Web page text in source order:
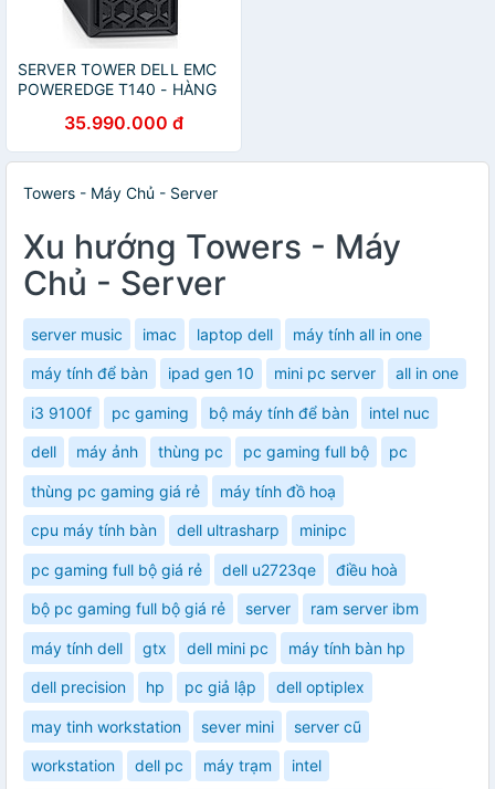
SERVER TOWER DELL EMC
POWEREDGE T140 - HÀNG
35.990.000 đ
Towers - Máy Chủ - Server
Xu hướng Towers - Máy
Chủ - Server
server music imac laptop dell máy tính all in one
máy tính để bàn ipad gen 10 mini pc server all in one
i3 9100f pc gaming bộ máy tính để bàn intel nuc
dell máy ảnh thùng pc pc gaming full bộ pc
thùng pc gaming giá rẻ máy tính đồ hoạ
cpu máy tính bàn dell ultrasharp minipc
pc gaming full bộ giá rẻ dell u2723qe điều hoà
bộ pc gaming full bộ giá rẻ server ram server ibm
máy tính dell gtx dell mini pc máy tính bàn hp
dell precision hp pc giả lập dell optiplex
may tinh workstation sever mini server cũ
workstation dell pc máy trạm intel